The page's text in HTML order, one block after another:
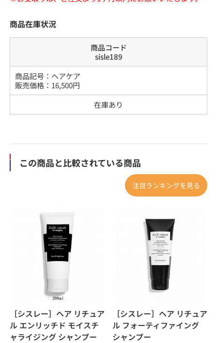
商品在庫状況
商品コード
sisle189
商品記号： ヘアケア
販売価格： 16,500円
在庫あり
この商品と比較されている商品
注目ランキングを見る
［シスレー］ヘア リチュア
ル エンリッチド モイスチ
ャライジング シャンプー
［シスレー］ヘア リチュア
ル フォーティファイング
シャンプー